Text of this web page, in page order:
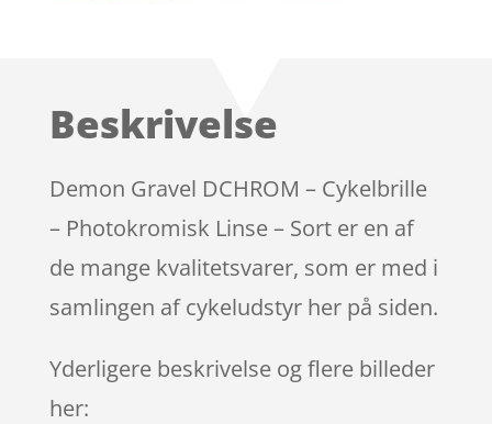
kundebedøm
Beskrivelse
Demon Gravel DCHROM – Cykelbrille
– Photokromisk Linse – Sort er en af
de mange kvalitetsvarer, som er med i
samlingen af cykeludstyr her på siden.
Yderligere beskrivelse og flere billeder
her: